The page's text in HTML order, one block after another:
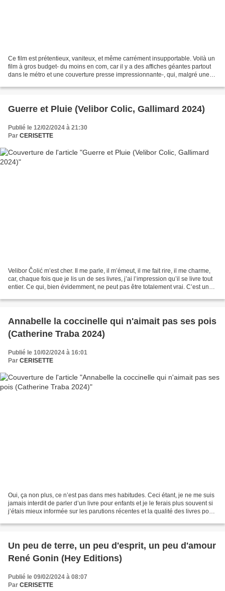
Ce film est prétentieux, vaniteux, et même carrément insupportable. Voilà un
film à gros budget- du moins en com, car il y a des affiches géantes partout
dans le métro et une couverture presse impressionnante-, qui, malgré une
Guerre et Pluie (Velibor Colic, Gallimard 2024)
Publié le 12/02/2024 à 21:30
Par CERISETTE
Velibor Čolić m’est cher. Il me parle, il m’émeut, il me fait rire, il me charme,
car, chaque fois que je lis un de ses livres, j’ai l’impression qu’il se livre tout
entier. Ce qui, bien évidemment, ne peut pas être totalement vrai. C’est un
Annabelle la coccinelle qui n'aimait pas ses pois
(Catherine Traba 2024)
Publié le 10/02/2024 à 16:01
Par CERISETTE
Oui, ça non plus, ce n’est pas dans mes habitudes. Ceci étant, je ne me suis
jamais interdit de parler d’un livre pour enfants et je le ferais plus souvent si
j’étais mieux informée sur les parutions récentes et la qualité des livres pour
Un peu de terre, un peu d'esprit, un peu d'amour
René Gonin (Hey Editions)
Publié le 09/02/2024 à 08:07
Par CERISETTE